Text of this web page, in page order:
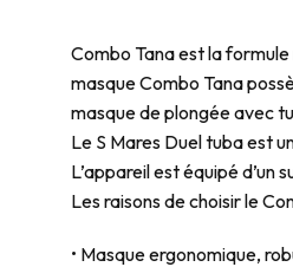
Combo Tana est la
masque Combo Tana
masque de plongée avec
Le S Mares Duel tuba est
L’appareil est équipé d’un
Les raisons de choisir le
• Masque ergonomique,